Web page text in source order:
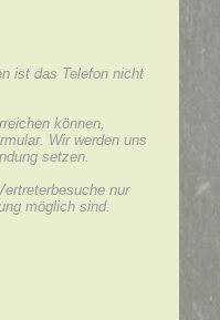
ist das Telefon nicht
können,
Wir werden uns
setzen.
nur
möglich sind.